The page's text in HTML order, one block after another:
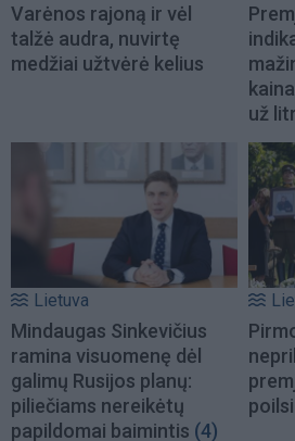
Varėnos rajoną ir vėl
talžė audra, nuvirtę
medžiai užtvėrė kelius
už
Lietuva
Mindaugas Sinkevičius
ramina visuomenę dėl
galimų Rusijos planų:
piliečiams nereikėtų
papildomai baimintis (4)